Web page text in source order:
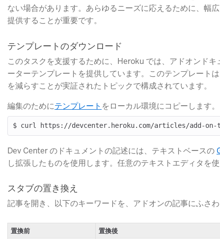
ない場合があります。あらゆるニーズに応えるために、幅
提供することが重要です。
テンプレートのダウンロード
このタスクを支援するために、Heroku では、アドオンド
ーターテンプレートを提供しています。このテンプレート
を減らすことが実証されたトピックで構成されています。
編集のためにテンプレート ​をローカル環境にコピーします。
Dev Center のドキュメントの記述には、テキストベースの
し拡張したものを使用します。任意のテキストエディタを
スタブの置き換え
記事を開き、以下のキーワードを、アドオンの記事にふさ
​置換前 ​置換後